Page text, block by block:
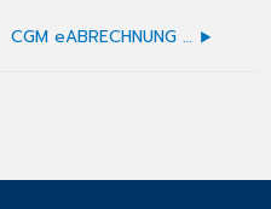
CGM eABRECHNUNG - Erstattungsverfahren